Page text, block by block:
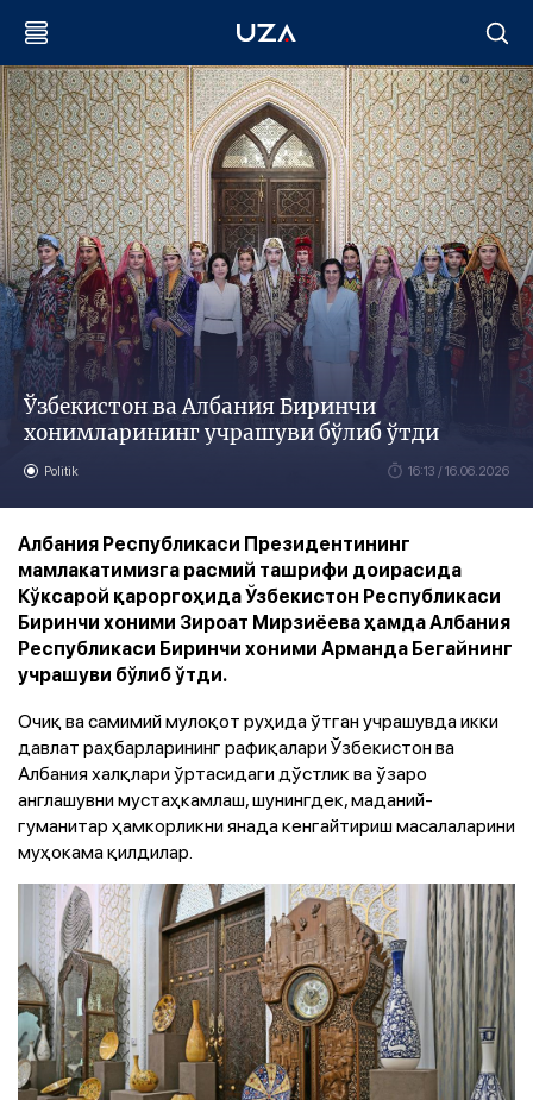
Ўзбекистон ва Албания Биринчи
хонимларининг учрашуви бўлиб ўтди
Politik 16:13 / 16.06.2026
Албания Республикаси Президентининг
мамлакатимизга расмий ташрифи доирасида
Кўксарой қароргоҳида Ўзбекистон Республикаси
Биринчи хоними Зироат Мирзиёева ҳамда Албания
Республикаси Биринчи хоними Арманда Бегайнинг
учрашуви бўлиб ўтди.
Очиқ ва самимий мулоқот руҳида ўтган учрашувда икки
давлат раҳбарларининг рафиқалари Ўзбекистон ва
Албания халқлари ўртасидаги дўстлик ва ўзаро
англашувни мустаҳкамлаш, шунингдек, маданий-
гуманитар ҳамкорликни янада кенгайтириш масалаларини
муҳокама қилдилар.